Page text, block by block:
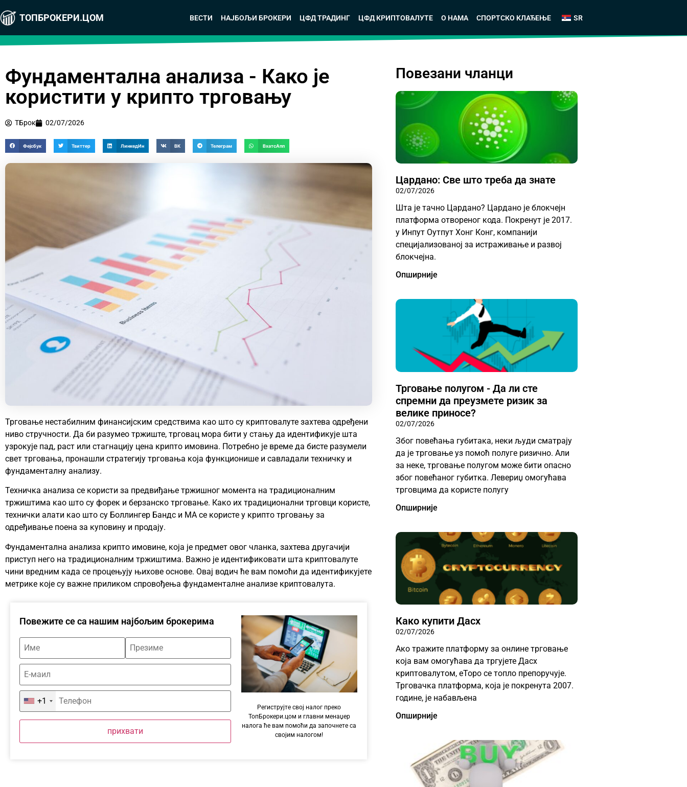
ТОПБРОКЕРИ.ЦОМ ВЕСТИ НАЈБОЉИ БРОКЕРИ ЦФД ТРАДИНГ ЦФД КРИПТОВАЛУТЕ О НАМА СПОРТСКО КЛАЂЕЊЕ SR
Фундаментална анализа - Како је
користити у крипто трговању
ТБрок 02/07/2026
Фејсбук Твиттер ЛинкедИн ВК Телеграм ВхатсАпп
Трговање нестабилним финансијским средствима као што су криптовалуте захтева одређени
ниво стручности. Да би разумео тржиште, трговац мора бити у стању да идентификује шта
узрокује пад, раст или стагнацију цена крипто имовина. Потребно је време да бисте разумели
свет трговања, пронашли стратегију трговања која функционише и савладали техничку и
фундаменталну анализу.
Техничка анализа се користи за предвиђање тржишног момента на традиционалним
тржиштима као што су форек и берзанско трговање. Како их традиционални трговци користе,
технички алати као што су Боллингер Бандс и МА се користе у крипто трговању за
одређивање поена за куповину и продају.
Фундаментална анализа крипто имовине, која је предмет овог чланка, захтева другачији
приступ него на традиционалним тржиштима. Важно је идентификовати шта криптовалуте
чини вредним када се процењују њихове основе. Овај водич ће вам помоћи да идентификујете
метрике које су важне приликом спровођења фундаменталне анализе криптовалута.
Повежите се са нашим најбољим брокерима
+1
прихвати
Региструјте свој налог преко
ТопБрокери.цом и главни менаџер
налога ће вам помоћи да започнете са
својим налогом!
Повезани чланци
Цардано: Све што треба да знате
02/07/2026
Шта је тачно Цардано? Цардано је блокчејн
платформа отвореног кода. Покренут је 2017.
у Инпут Оутпут Хонг Конг, компанији
специјализованој за истраживање и развој
блокчејна.
Опширније
Трговање полугом - Да ли сте
спремни да преузмете ризик за
велике приносе?
02/07/2026
Због повећања губитака, неки људи сматрају
да је трговање уз помоћ полуге ризично. Али
за неке, трговање полугом може бити опасно
због повећаног губитка. Левериџ омогућава
трговцима да користе полугу
Опширније
Како купити Дасх
02/07/2026
Ако тражите платформу за онлине трговање
која вам омогућава да тргујете Дасх
криптовалутом, еТоро се топло препоручује.
Трговачка платформа, која је покренута 2007.
године, је набављена
Опширније